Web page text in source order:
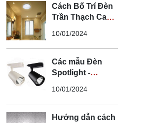
Cách Bố Trí Đèn
Trần Thạch Cao
Lắp Đèn Trần
Thạch Cao
10/01/2024
Các mẫu Đèn
Spotlight -
- Spotlight rọi ray
10/01/2024
Hướng dẫn cách